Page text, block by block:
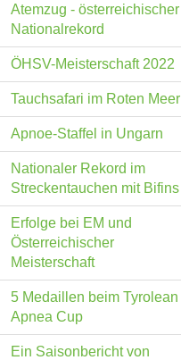
Atemzug - österreichischer
Nationalrekord
ÖHSV-Meisterschaft 2022
Tauchsafari im Roten Meer
Apnoe-Staffel in Ungarn
Nationaler Rekord im
Streckentauchen mit Bifins
Erfolge bei EM und
Österreichischer
Meisterschaft
5 Medaillen beim Tyrolean
Apnea Cup
Ein Saisonbericht von